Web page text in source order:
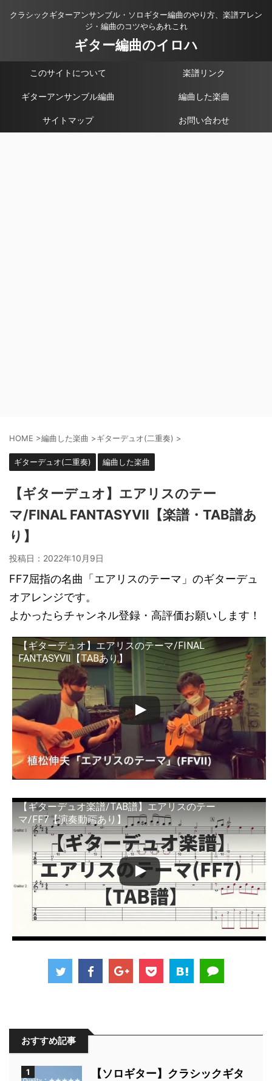
クラシックギターアンサンブル・ソロギター編曲のやり方、楽譜アレン
ジ・編曲のコツやらあれこれ
ギター編曲のイロハ
このサイトについて 楽譜リンク
ギターアンサンブル編曲 編曲した楽曲
サイトマップ お問い合わせ
HOME >編曲した楽曲 >ギターデュオ(二重奏) >
ギターデュオ(二重奏) 編曲した楽曲
【ギターデュオ】エアリスのテー
マ/FINAL FANTASYⅦ【楽譜・TAB譜あ
り】
投稿日： 2022年10月9日
FF7屈指の名曲「エアリスのテーマ」のギターデュ
オアレンジです。
よかったらチャンネル登録・高評価お願いします！
【ギターデュオ】エアリスのテーマ/FINAL
FANTASYⅦ【TABあり】
【ギターデュオ楽譜/TAB譜】エアリスのテー
マ/FF7【演奏動画あり】
おすすめ記事
1
【ソロギター】クラシックギタ